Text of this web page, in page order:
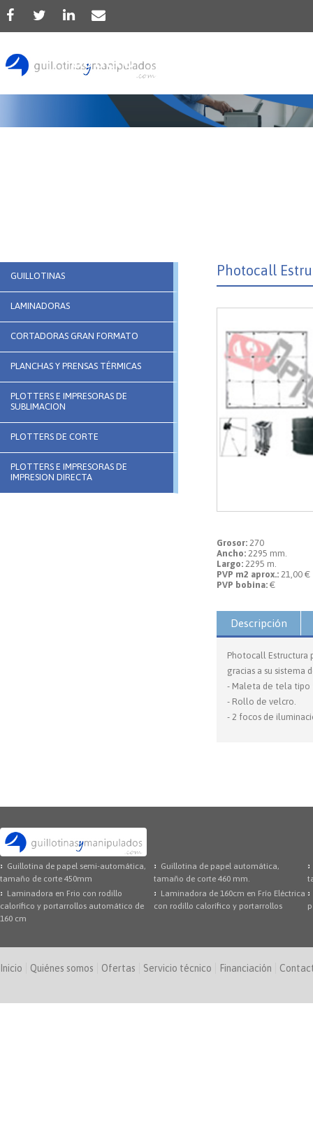
Producto
GUILLOTINAS
LAMINADORAS
CORTADORAS GRAN FORMATO
PLANCHAS Y PRENSAS TÉRMICAS
PLOTTERS E IMPRESORAS DE
SUBLIMACION
PLOTTERS DE CORTE
PLOTTERS E IMPRESORAS DE
IMPRESION DIRECTA
Photocall
Grosor: 270
Ancho: 2295 mm.
Largo: 2295 m.
PVP m2 aprox.: 21,00 €
PVP bobina: €
Descripción
Photocall Estructura
gracias a su sistema
- Maleta de tela tipo
- Rollo de velcro.
- 2 focos de
Guillotina de papel semi-automática,
tamaño de corte 450mm
Guillotina de papel automática,
tamaño de corte 460 mm.
Laminadora en Frio con rodillo
calorífico y portarrollos automático de
160 cm
Laminadora de 160cm en Frío Eléctrica
con rodillo calorífico y portarrollos
Inicio Quiénes somos Ofertas Servicio técnico Financiación